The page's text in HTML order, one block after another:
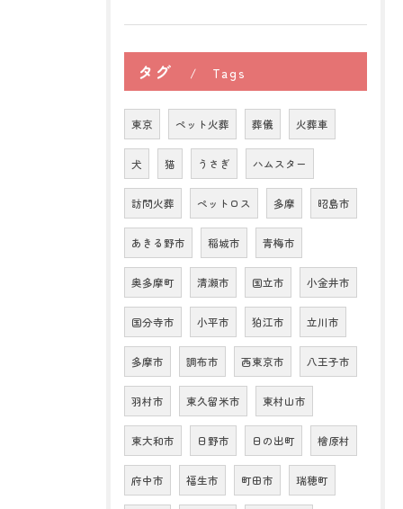
タグ Tags
東京 ペット火葬 葬儀 火葬車
犬 猫 うさぎ ハムスター
訪問火葬 ペットロス 多摩 昭島市
あきる野市 稲城市 青梅市
奥多摩町 清瀬市 国立市 小金井市
国分寺市 小平市 狛江市 立川市
多摩市 調布市 西東京市 八王子市
羽村市 東久留米市 東村山市
東大和市 日野市 日の出町 檜原村
府中市 福生市 町田市 瑞穂町